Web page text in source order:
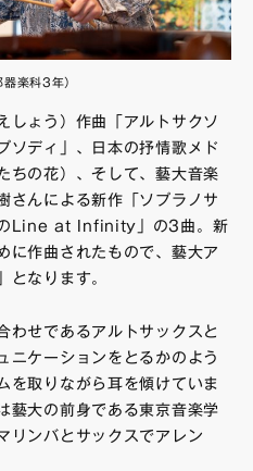
楽科3年）
しょう）作曲「アルトサクソ
ソディ」、日本の抒情歌メド
ちの花）、そして、藝大音楽
さんによる新作「ソプラノサ
のLine at Infinity」の3曲。新
に作曲されたもので、藝大ア
となります。
わせであるアルトサックスと
ニケーションをとるかのよう
を取りながら耳を傾けていま
藝大の前身である東京音楽学
リンバとサックスでアレン